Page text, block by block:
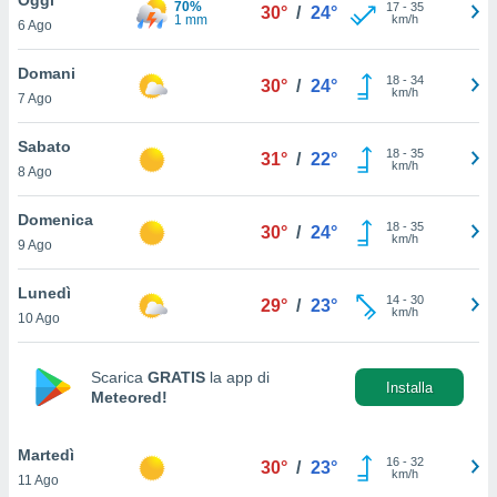
è
al sito
di
ci
di
il
un
la
nella
6 Ago
70%
1 mm
30° / 24° 17- 35
km/h
Domani
7 Ago
30° / 24° 18- 34
km/h
Sabato
8 Ago
31° / 22° 18- 35
km/h
Domenica
9 Ago
30° / 24° 18- 35
km/h
Lunedì
10 Ago
29° / 23° 14- 30
km/h
Scarica GRATIS la app di
Meteored!
Installa
Martedì
11 Ago
30° / 23° 16- 32
km/h